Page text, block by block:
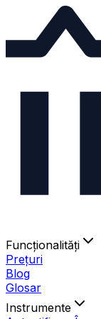
Funcționalități
Prețuri
Blog
Glosar
Instrumente